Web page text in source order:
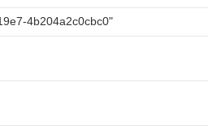
4b204a2c0cbc0"